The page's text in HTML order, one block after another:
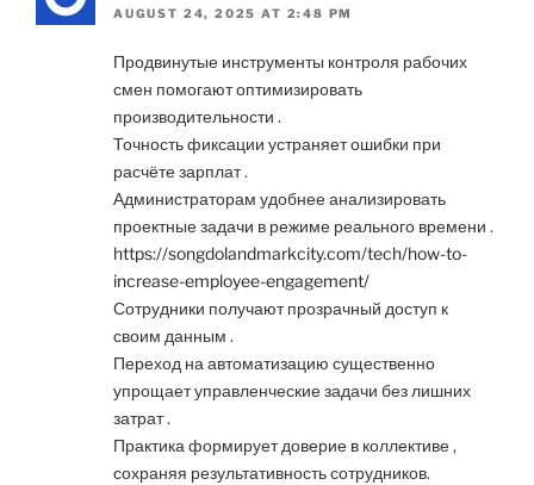
AUGUST 24, 2025 AT 2:48 PM
Продвинутые инструменты контроля рабочих
смен помогают оптимизировать
производительности .
Точность фиксации устраняет ошибки при
расчёте зарплат .
Администраторам удобнее анализировать
проектные задачи в режиме реального времени .
https://songdolandmarkcity.com/tech/how-to-
increase-employee-engagement/
Сотрудники получают прозрачный доступ к
своим данным .
Переход на автоматизацию существенно
упрощает управленческие задачи без лишних
затрат .
Практика формирует доверие в коллективе ,
сохраняя результативность сотрудников.